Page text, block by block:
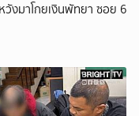
วังมาโกยเงินพัทยา ซอย 6